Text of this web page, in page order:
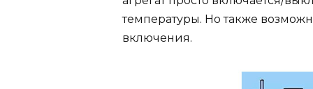
температуры. Но также
включения.